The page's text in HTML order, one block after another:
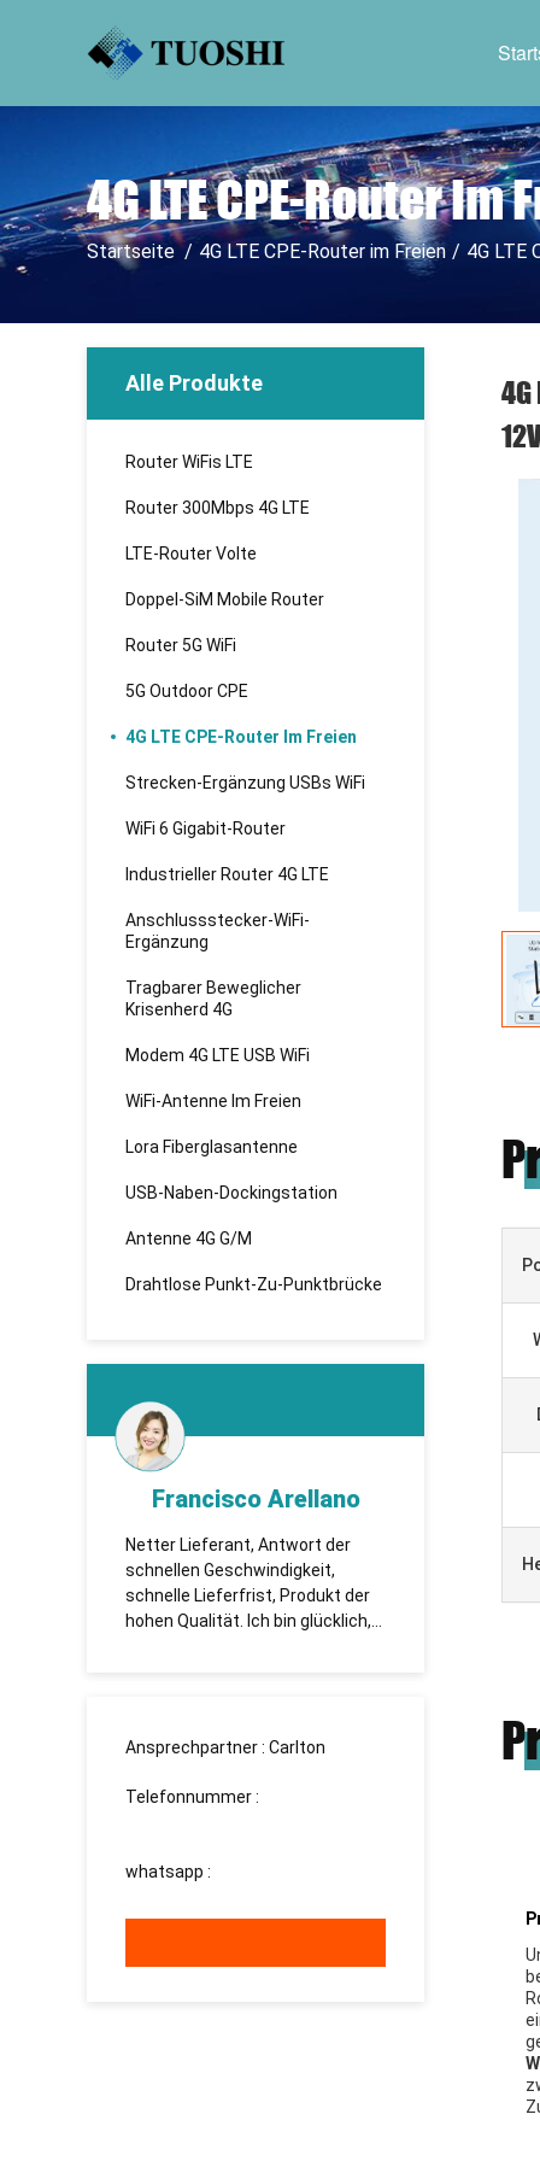
4G LTE CPE-Router
Startseite / 4G LTE CPE-Router im Freien / 4G LTE
Alle Produkte
Router WiFis LTE
Router 300Mbps 4G LTE
LTE-Router Volte
Doppel-SiM Mobile Router
Router 5G WiFi
5G Outdoor CPE
4G LTE CPE-Router Im Freien
Strecken-Ergänzung USBs WiFi
WiFi 6 Gigabit-Router
Industrieller Router 4G LTE
Anschlussstecker-WiFi-
Ergänzung
Tragbarer Beweglicher
Krisenherd 4G
Modem 4G LTE USB WiFi
WiFi-Antenne Im Freien
Lora Fiberglasantenne
USB-Naben-Dockingstation
Antenne 4G G/M
Drahtlose Punkt-Zu-Punktbrücke
Francisco Arellano
Netter Lieferant, Antwort der
schnellen Geschwindigkeit,
schnelle Lieferfrist, Produkt der
hohen Qualität. Ich bin glücklich,
которая впервые
Ansprechpartner : Carlton
Telefonnummer :
whatsapp :